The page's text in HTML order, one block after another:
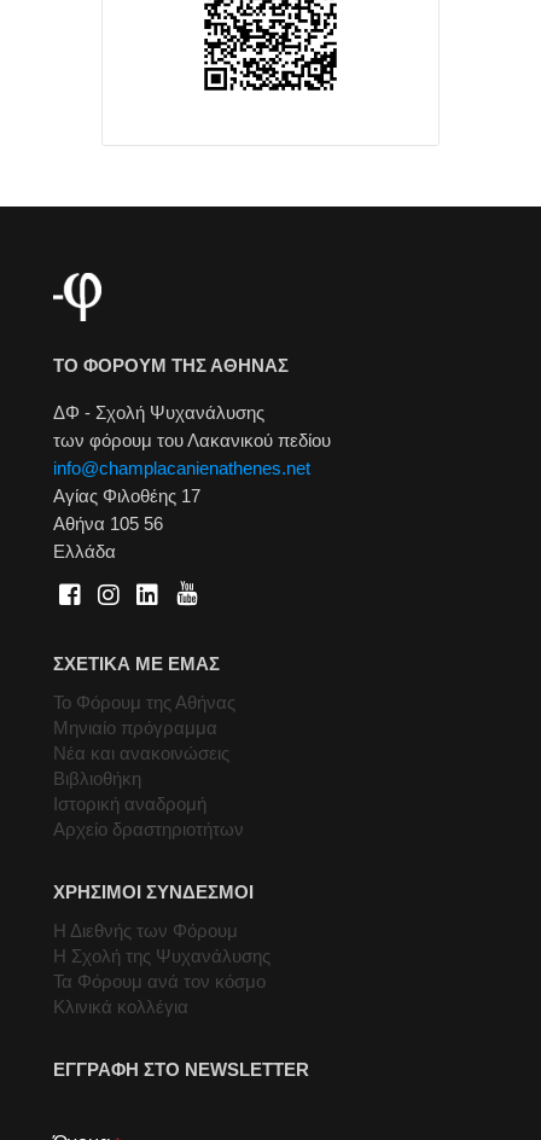
ΤΟ ΦΟΡΟΥΜ ΤΗΣ ΑΘΗΝΑΣ
ΔΦ - Σχολή Ψυχανάλυσης
των φόρουμ του Λακανικού πεδίου
info@champlacanienathenes.net
Αγίας Φιλοθέης 17
Αθήνα 105 56
Ελλάδα
ΣΧΕΤΙΚΑ ΜΕ ΕΜΑΣ
Το Φόρουμ της Αθήνας
Μηνιαίο πρόγραμμα
Νέα και ανακοινώσεις
Βιβλιοθήκη
Ιστορική αναδρομή
Αρχείο δραστηριοτήτων
ΧΡΗΣΙΜΟΙ ΣΥΝΔΕΣΜΟΙ
Η Διεθνής των Φόρουμ
Η Σχολή της Ψυχανάλυσης
Τα Φόρουμ ανά τον κόσμο
Κλινικά κολλέγια
ΕΓΓΡΑΦΗ ΣΤΟ NEWSLETTER